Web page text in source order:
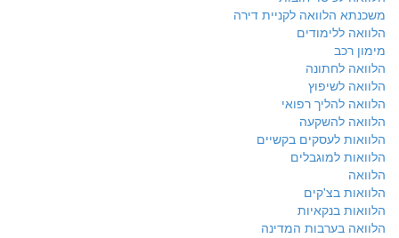
משכנתא הלוואה לקניית דירה
הלוואה ללימודים
מימון רכב
הלוואה לחתונה
הלוואה לשיפוץ
הלוואה להליך רפואי
הלוואה להשקעה
הלוואות לעסקים בקשיים
הלוואות למוגבלים
הלוואה
הלוואות בצ'קים
הלוואות בנקאיות
הלוואה בערבות המדינה